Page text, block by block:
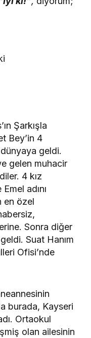
Şarkışla
Bey’in 4
geldi.
gelen muhacir
4 kız
adını
en özel
Sonra diğer
Suat Hanım
Ofisi’nde
burada, Kayseri
Ortaokul
olan ailesinin